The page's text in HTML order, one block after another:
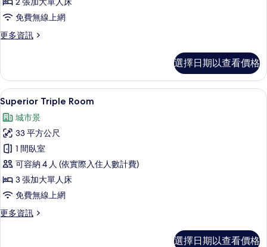
所
有
相
免費無線上網
更多資訊
更
Room
的
詳
選擇日期以查看價格
顯
示
Superior
Triple
Room
的
所
有
相
Superior Triple Room | 客房內保險
5
Superior Triple Room
城市景
33 平方公尺
1 間臥室
可容納 4 人 (依實際入住人數計費)
3 張加大單人床
免費無線上網
更多資訊
更
選擇日期以查看價格